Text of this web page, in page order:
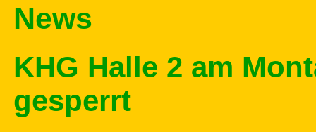
News
KHG Halle 2 am
gesperrt